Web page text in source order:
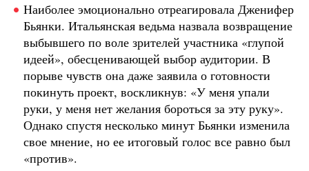
Наиболее эмоционально отреагировала Дженифер
Бьянки. Итальянская ведьма назвала возвращение
выбывшего по воле зрителей участника «глупой
идеей», обесценивающей выбор аудитории. В
порыве чувств она даже заявила о готовности
покинуть проект, воскликнув: «У меня упали
руки, у меня нет желания бороться за эту руку».
Однако спустя несколько минут Бьянки изменила
свое мнение, но ее итоговый голос все равно был
«против».